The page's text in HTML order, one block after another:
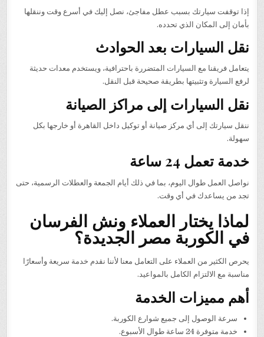
إذا توقفت سيارتك بسبب عطل مفاجئ، نصل إليك في أسرع وقت وننقلها
بأمان إلى المكان الذي تحدده.
نقل السيارات بعد الحوادث
يتعامل فريقنا مع السيارات المتضررة باحترافية، ويستخدم معدات حديثة
لرفع السيارة وتثبيتها بطريقة صحيحة قبل النقل.
نقل السيارات إلى مراكز الصيانة
ننقل سيارتك إلى أي مركز صيانة أو توكيل داخل القاهرة أو خارجها بكل
سهولة.
خدمة تعمل 24 ساعة
نواصل العمل طوال اليوم، بما في ذلك أيام الجمعة والعطلات الرسمية، حتى
تجد من يساعدك في أي وقت.
لماذا يختار العملاء ونش الفرسان
في الكوربة مصر الجديدة؟
يحرص الكثير من العملاء على التعامل معنا لأننا نقدم خدمة سريعة وأسعارًا
مناسبة مع الالتزام الكامل بالمواعيد.
أهم مميزات الخدمة
سرعة الوصول إلى جميع شوارع الكوربة.
خدمة متوفرة 24 ساعة طوال الأسبوع.